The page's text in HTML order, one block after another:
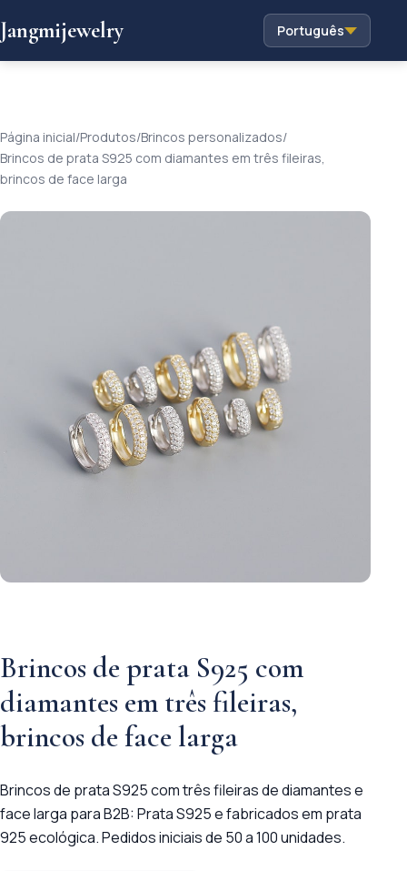
Jangmijewelry Português
Página inicial/Produtos/Brincos personalizados/
Brincos de prata S925 com diamantes em três fileiras,
brincos de face larga
Brincos de prata S925 com
diamantes em três fileiras,
brincos de face larga
Brincos de prata S925 com três fileiras de diamantes e
face larga para B2B: Prata S925 e fabricados em prata
925 ecológica. Pedidos iniciais de 50 a 100 unidades.